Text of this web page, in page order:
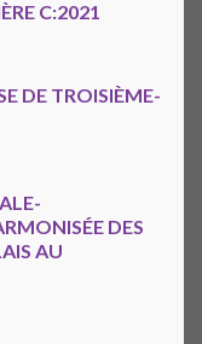
C:2021
DE TROISIÈME-
DES
AU